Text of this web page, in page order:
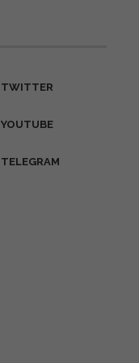
TWITTER
YOUTUBE
TELEGRAM